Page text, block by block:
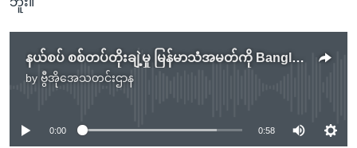
နယ်စပ် စစ်တပ်တိုးချဲ့မှု မြန်မာသံအမတ်ကို Bangladesh ဆင့်ခေါ်ကန့်ကွက်
by ဗွီအိုအေသတင်းဌာန
No media source currently available
0:00 0:58